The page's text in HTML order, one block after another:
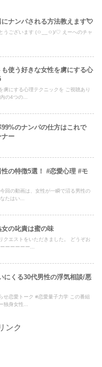
にナンパされる方法教えます💘
うございます (ㅇ__ㅇ)/♡ えーへのチャ
も使う好きな女性を虜にする心
虜にする心理テクニックを ご視聴あり
の4つの...
99%のナンパの仕方はこれで
ナー
の特徴5選！ #恋愛心理 #モ
回の動画は、女性が一瞬で沼る男性の
たはい...
女の叱責は蜜の味
クエストをいただきました。 どうぞお
ーーーーー...
にくる30代男性の浮気相談/悪
せ恋愛トーク #恋愛量子力学 この番組
独身女性...
ンク